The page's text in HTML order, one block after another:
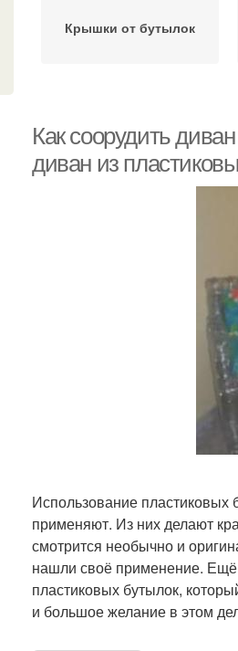
Крышки от бутылок
Как соорудить
диван из
Использование пластиковых
применяют. Из них делают
смотрится необычно и
нашли своё применение. Ещё
пластиковых бутылок,
и большое желание в этом